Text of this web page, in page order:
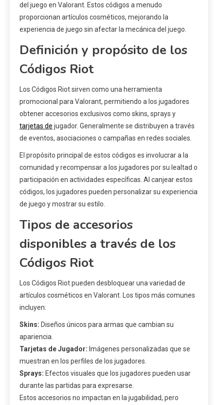
del juego en Valorant. Estos códigos a menudo
proporcionan artículos cosméticos, mejorando la
experiencia de juego sin afectar la mecánica del juego.
Definición y propósito de los
Códigos Riot
Los Códigos Riot sirven como una herramienta
promocional para Valorant, permitiendo a los jugadores
obtener accesorios exclusivos como skins, sprays y
tarjetas de jugador. Generalmente se distribuyen a través
de eventos, asociaciones o campañas en redes sociales.
El propósito principal de estos códigos es involucrar a la
comunidad y recompensar a los jugadores por su lealtad o
participación en actividades específicas. Al canjear estos
códigos, los jugadores pueden personalizar su experiencia
de juego y mostrar su estilo.
Tipos de accesorios
disponibles a través de los
Códigos Riot
Los Códigos Riot pueden desbloquear una variedad de
artículos cosméticos en Valorant. Los tipos más comunes
incluyen:
Skins: Diseños únicos para armas que cambian su
apariencia.
Tarjetas de Jugador: Imágenes personalizadas que se
muestran en los perfiles de los jugadores.
Sprays: Efectos visuales que los jugadores pueden usar
durante las partidas para expresarse.
Estos accesorios no impactan en la jugabilidad, pero